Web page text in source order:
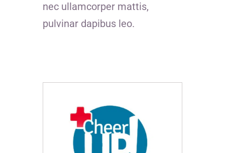
nec ullamcorper mattis,
pulvinar dapibus leo.